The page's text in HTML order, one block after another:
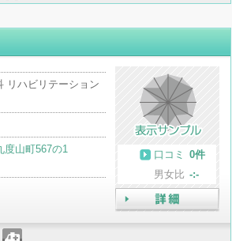
患
リハビリテーション
度山町567の1 口コミ
0件
男女比 -:-